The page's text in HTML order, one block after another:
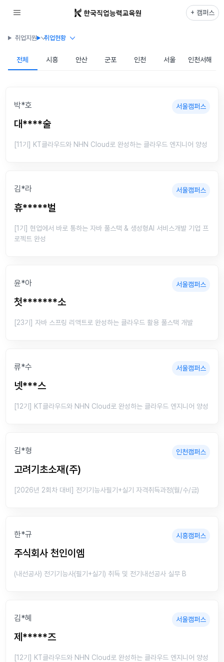
+ 캠퍼스
취업지원 취업현황
전체 시흥 안산 군포 인천 서울 인천서해
박*호 서울캠퍼스
대****술
[11기] KT클라우드와 NHN Cloud로 완성하는 클라우드 엔지니어 양성
김*라 서울캠퍼스
휴*****벌
[1기] 현업에서 바로 통하는 자바 풀스택 & 생성형AI 서비스개발 기업 프
로젝트 완성
윤*아 서울캠퍼스
첫*******소
[23기] 자바 스프링 리액트로 완성하는 클라우드 활용 풀스택 개발
류*수 서울캠퍼스
넷***스
[12기] KT클라우드와 NHN Cloud로 완성하는 클라우드 엔지니어 양성
김*형 인천캠퍼스
고려기초소재(주)
[2026년 2회차 대비] 전기기능사필기+실기 자격취득과정(월/수/금)
한*규 시흥캠퍼스
주식회사 천인이엠
(내선공사) 전기기능사(필기+실기) 취득 및 전기내선공사 실무 B
김*혜 서울캠퍼스
제*****즈
[12기] KT클라우드와 NHN Cloud로 완성하는 클라우드 엔지니어 양성